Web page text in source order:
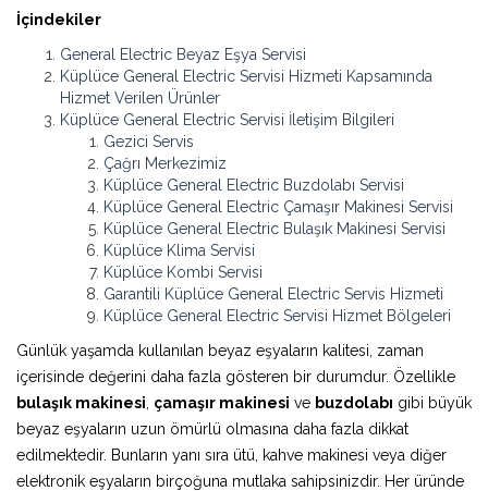
İçindekiler
General Electric Beyaz Eşya Servisi
Küplüce General Electric Servisi Hizmeti Kapsamında
Hizmet Verilen Ürünler
Küplüce General Electric Servisi İletişim Bilgileri
Gezici Servis
Çağrı Merkezimiz
Küplüce General Electric Buzdolabı Servisi
Küplüce General Electric Çamaşır Makinesi Servisi
Küplüce General Electric Bulaşık Makinesi Servisi
Küplüce Klima Servisi
Küplüce Kombi Servisi
Garantili Küplüce General Electric Servis Hizmeti
Küplüce General Electric Servisi Hizmet Bölgeleri
Günlük yaşamda kullanılan beyaz eşyaların kalitesi, zaman
içerisinde değerini daha fazla gösteren bir durumdur. Özellikle
bulaşık makinesi çamaşır makinesi ve buzdolabı gibi büyük
beyaz eşyaların uzun ömürlü olmasına daha fazla dikkat
edilmektedir. Bunların yanı sıra ütü, kahve makinesi veya diğer
elektronik eşyaların birçoğuna mutlaka sahipsinizdir. Her üründe